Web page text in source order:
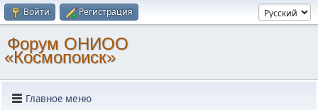
Войти Регистрация
Форум ОНИОО
«Космопоиск»
Главное меню